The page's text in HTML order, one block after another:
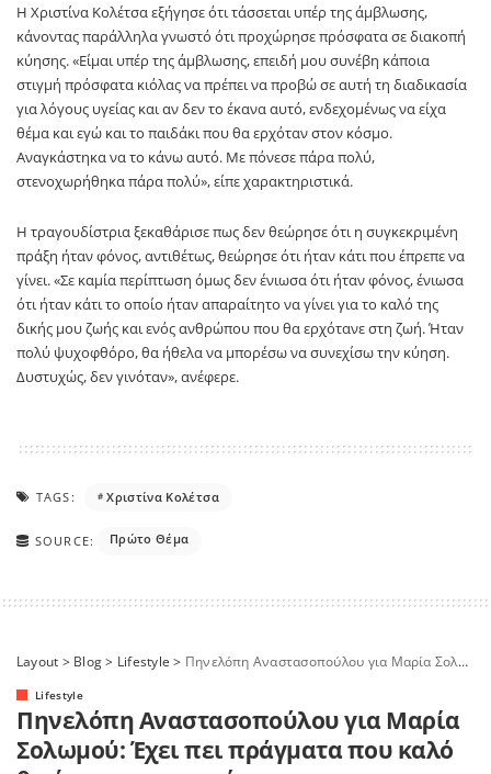
Η Χριστίνα Κολέτσα εξήγησε ότι τάσσεται υπέρ της άμβλωσης,
κάνοντας παράλληλα γνωστό ότι προχώρησε πρόσφατα σε διακοπή
κύησης. «Είμαι υπέρ της άμβλωσης, επειδή μου συνέβη κάποια
στιγμή πρόσφατα κιόλας να πρέπει να προβώ σε αυτή τη διαδικασία
για λόγους υγείας και αν δεν το έκανα αυτό, ενδεχομένως να είχα
θέμα και εγώ και το παιδάκι που θα ερχόταν στον κόσμο.
Αναγκάστηκα να το κάνω αυτό. Με πόνεσε πάρα πολύ,
στενοχωρήθηκα πάρα πολύ», είπε χαρακτηριστικά.
Η τραγουδίστρια ξεκαθάρισε πως δεν θεώρησε ότι η συγκεκριμένη
πράξη ήταν φόνος, αντιθέτως, θεώρησε ότι ήταν κάτι που έπρεπε να
γίνει. «Σε καμία περίπτωση όμως δεν ένιωσα ότι ήταν φόνος, ένιωσα
ότι ήταν κάτι το οποίο ήταν απαραίτητο να γίνει για το καλό της
δικής μου ζωής και ενός ανθρώπου που θα ερχότανε στη ζωή. Ήταν
πολύ ψυχοφθόρο, θα ήθελα να μπορέσω να συνεχίσω την κύηση.
Δυστυχώς, δεν γινόταν», ανέφερε.
TAGS: Χριστίνα Κολέτσα
SOURCE: Πρώτο Θέμα
Layout > Blog> Lifestyle > Πηνελόπη Αναστασοπούλου για Μαρία Σολωμού: Έχει πει πράγματα που καλό θα ήταν να μην τα έχει πει
Lifestyle
Πηνελόπη Αναστασοπούλου για Μαρία
Σολωμού: Έχει πει πράγματα που καλό